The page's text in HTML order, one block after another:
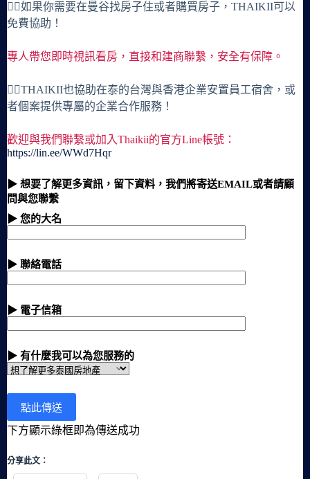
🙋‍♀️如果你需要在曼谷找房子住或者購買房子，THAIKII可以
免費協助！
專人帶您即時視訊看房，直接和建商聯繫，安全有保障。
🙋‍♀️THAIKII也協助在泰的台灣與香港企業安置員工宿舍，或
者個案提供專屬的企業合作服務！
歡迎與我們聯繫或加入Thaikii的官方Line帳號：
https://lin.ee/WWd7Hqr
▶ 想要了解更多資訊，留下資料，我們將寄送EMAIL或者請顧
問與您聯繫
▶ 您的大名
▶ 聯絡電話
▶ 電子信箱
▶ 有什麼我可以為您服務的
下方顯示綠框即為傳送成功
分享此文：